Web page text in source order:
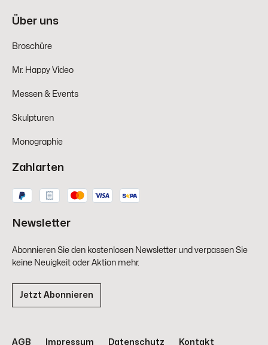
Über uns
Broschüre
Mr. Happy Video
Messen & Events
Skulpturen
Monographie
Zahlarten
Newsletter
Abonnieren Sie den kostenlosen Newsletter und verpassen Sie
keine Neuigkeit oder Aktion mehr.
Jetzt Abonnieren
AGB Impressum Datenschutz Kontakt